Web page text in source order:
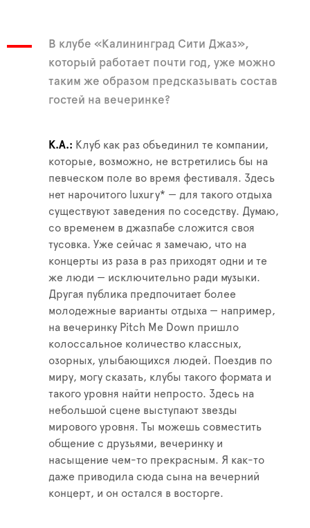
В клубе «Калининград Сити Джаз»,
который работает почти год, уже можно
таким же образом предсказывать состав
гостей на вечеринке?
К.А.
Клуб как раз объединил те компании,
которые, возможно, не встретились бы на
певческом поле во время фестиваля. Здесь
нет нарочитого luxury* — для такого отдыха
существуют заведения по соседству. Думаю,
со временем в джазпабе сложится своя
тусовка. Уже сейчас я замечаю, что на
концерты из раза в раз приходят одни и те
же люди — исключительно ради музыки.
Другая публика предпочитает более
молодежные варианты отдыха — например,
на вечеринку Pitch Me Down пришло
колоссальное количество классных,
озорных, улыбающихся людей. Поездив по
миру, могу сказать, клубы такого формата и
такого уровня найти непросто. Здесь на
небольшой сцене выступают звезды
мирового уровня. Ты можешь совместить
общение с друзьями, вечеринку и
насыщение чем-то прекрасным. Я как-то
даже приводила сюда сына на вечерний
концерт, и он остался в восторге.